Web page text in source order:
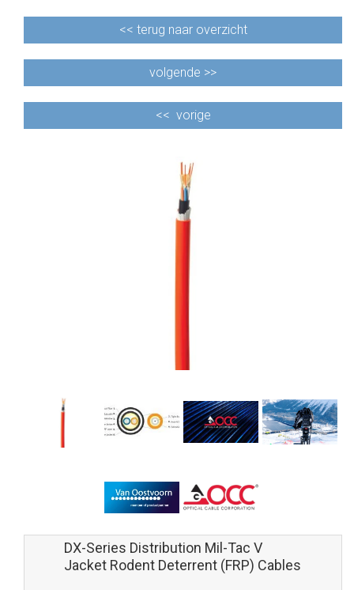
<< terug naar overzicht
volgende >>
<< vorige
DX-Series Distribution Mil-Tac V
Jacket Rodent Deterrent (FRP) Cables